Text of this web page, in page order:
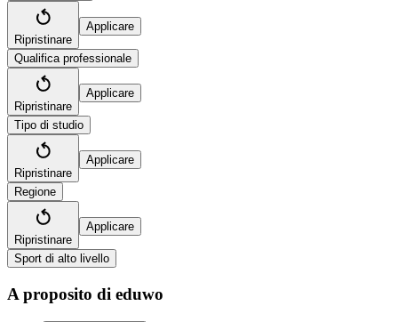
Ripristinare
Applicare
Qualifica professionale
Ripristinare
Applicare
Tipo di studio
Ripristinare
Applicare
Regione
Ripristinare
Applicare
Sport di alto livello
A proposito di eduwo